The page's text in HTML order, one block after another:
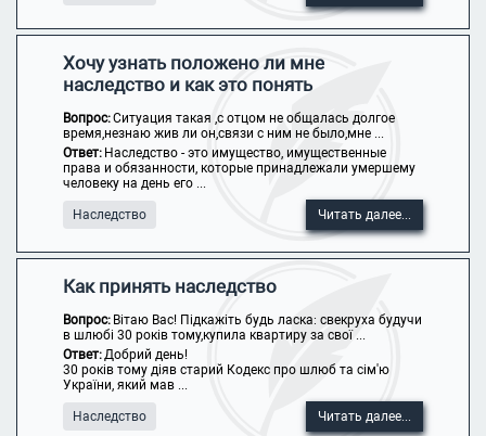
Хочу узнать положено ли мне
наследство и как это понять
Вопрос:Ситуация такая ,с отцом не общалась долгое
время,незнаю жив ли он,связи с ним не было,мне ...
Ответ: Наследство - это имущество, имущественные
права и обязанности, которые принадлежали умершему
человеку на день его ...
Наследство Читать далее...
Как принять наследство
Вопрос: Вітаю Вас! Підкажіть будь ласка: свекруха будучи
в шлюбі 30 років тому,купила квартиру за свої ...
Ответ:Добрий день!
30 років тому діяв старий Кодекс про шлюб та сім'ю
України, який мав ...
Наследство Читать далее...